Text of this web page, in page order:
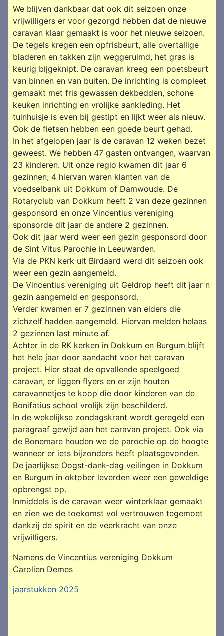
We blijven dankbaar dat ook dit seizoen onze
vrijwilligers er voor gezorgd hebben dat de nieuwe
caravan klaar gemaakt is voor het nieuwe seizoen.
De tegels kregen een opfrisbeurt, alle overtallige
bladeren en takken zijn weggeruimd, het gras is
keurig bijgeknipt. De caravan kreeg een poetsbeurt
van binnen en van buiten. De inrichting is compleet
gemaakt met fris gewassen dekbedden, schone
keuken inrichting en vrolijke aankleding. Het
tuinhuisje is even bij gestipt en lijkt weer als nieuw.
Ook de fietsen hebben een goede beurt gehad.
In het afgelopen jaar is de caravan 12 weken bezet
geweest. We hebben 47 gasten ontvangen, waarvan
23 kinderen. Uit onze regio kwamen dit jaar 6
gezinnen; 4 hiervan waren klanten van de
voedselbank uit Dokkum of Damwoude. De
Rotaryclub van Dokkum heeft 2 van deze gezinnen
gesponsord en onze Vincentius vereniging
sponsorde dit jaar de andere 2 gezinnen.
Ook dit jaar werd weer een gezin gesponsord door
de Sint Vitus Parochie in Leeuwarden.
Via de PKN kerk uit Birdaard werd dit seizoen ook
weer een gezin aangemeld.
De Vincentius vereniging uit Geldrop heeft dit jaar n
gezin aangemeld en gesponsord.
Verder kwamen er 7 gezinnen van elders die
zichzelf hadden aangemeld. Hiervan melden helaas
2 gezinnen last minute af.
Achter in de RK kerken in Dokkum en Burgum blijft
het hele jaar door aandacht voor het caravan
project. Hier staat de opvallende speelgoed
caravan, er liggen flyers en er zijn houten
caravannetjes te koop die door kinderen van de
Bonifatius school vrolijk zijn beschilderd.
In de wekelijkse zondagskrant wordt geregeld een
paragraaf gewijd aan het caravan project. Ook via
de Bonemare houden we de parochie op de hoogte
wanneer er iets bijzonders heeft plaatsgevonden.
De jaarlijkse Oogst-dank-dag veilingen in Dokkum
en Burgum in oktober leverden weer een geweldige
opbrengst op.
Inmiddels is de caravan weer winterklaar gemaakt
en zien we de toekomst vol vertrouwen tegemoet
dankzij de spirit en de veerkracht van onze
vrijwilligers.
Namens de Vincentius vereniging Dokkum
Carolien Demes
jaarstukken 2025